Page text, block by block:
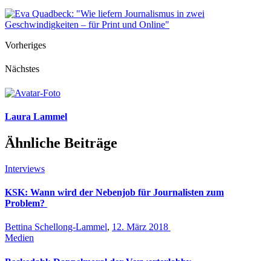
Vorheriges
Nächstes
Laura Lammel
Ähnliche Beiträge
Interviews
KSK: Wann wird der Nebenjob für Journalisten zum
Problem?
Bettina Schellong-Lammel, 12. März 2018
Medien